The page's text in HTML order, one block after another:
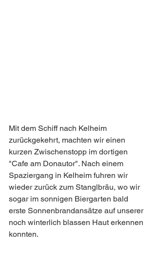
Mit dem Schiff nach Kelheim
zurückgekehrt, machten wir einen
kurzen Zwischenstopp im dortigen
"Cafe am Donautor". Nach einem
Spaziergang in Kelheim fuhren wir
wieder zurück zum Stanglbräu, wo wir
sogar im sonnigen Biergarten bald
erste Sonnenbrandansätze auf unserer
noch winterlich blassen Haut erkennen
konnten.